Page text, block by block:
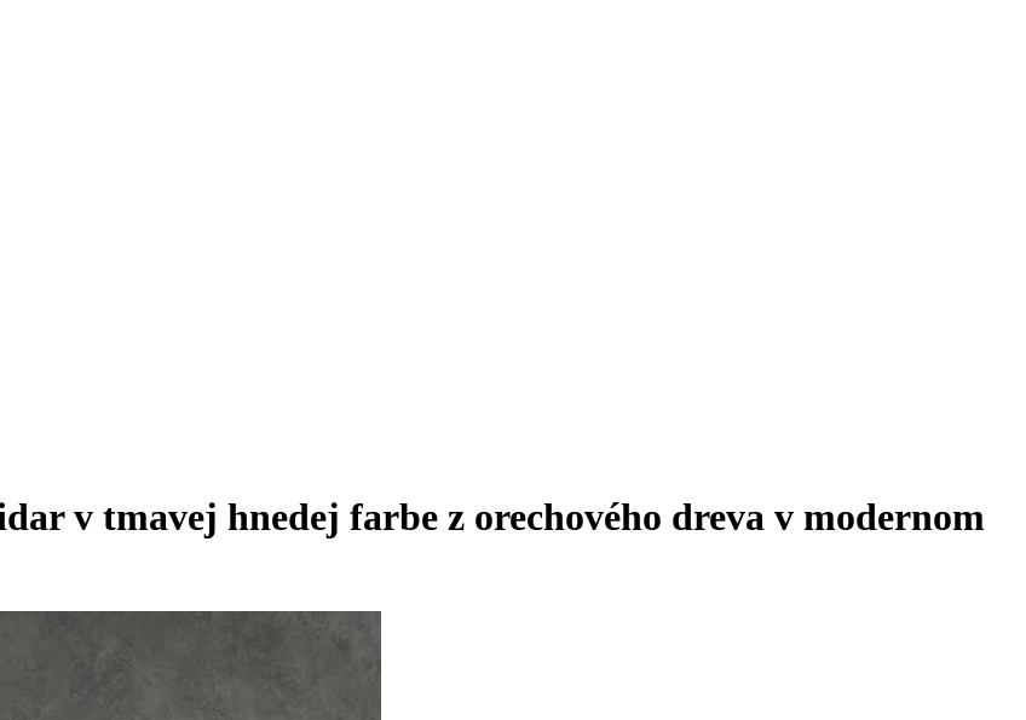
v tmavej hnedej farbe z orechového dreva v modernom